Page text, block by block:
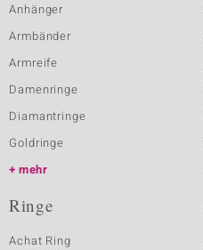
Anhänger
Armbänder
Armreife
Damenringe
Diamantringe
Goldringe
mehr
Ringe
Achat Ring